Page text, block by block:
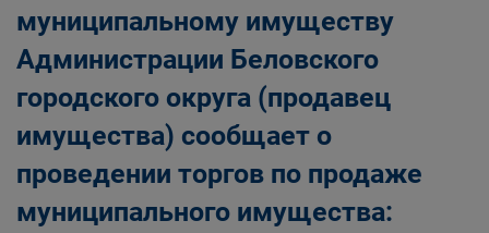
муниципальному имуществу
Администрации Беловского
городского округа (продавец
имущества) сообщает о
проведении торгов по продаже
муниципального имущества: